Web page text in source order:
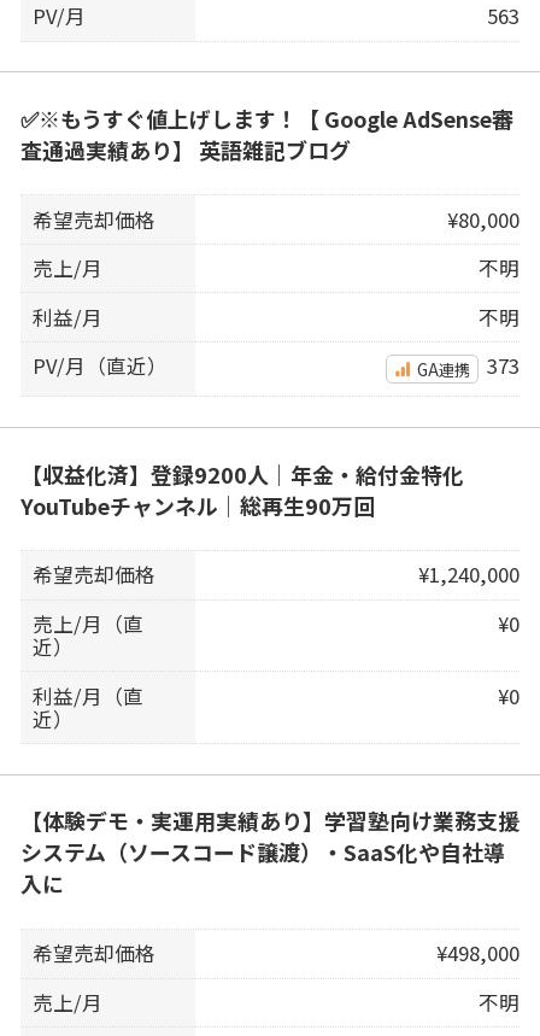
PV/月 563
✅※もうすぐ値上げします！【 Google AdSense審
査通過実績あり】 英語雑記ブログ
希望売却価格
¥80,000
売上/月
不明
利益/月
不明
PV/月（直近）
GA連携 373
【収益化済】登録9200人｜年金・給付金特化
YouTubeチャンネル｜総再生90万回
希望売却価格
¥1,240,000
売上/月（直
近）
¥0
利益/月（直
近）
¥0
【体験デモ・実運用実績あり】学習塾向け業務支援
システム（ソースコード譲渡）・SaaS化や自社導
入に
希望売却価格
¥498,000
売上/月
不明